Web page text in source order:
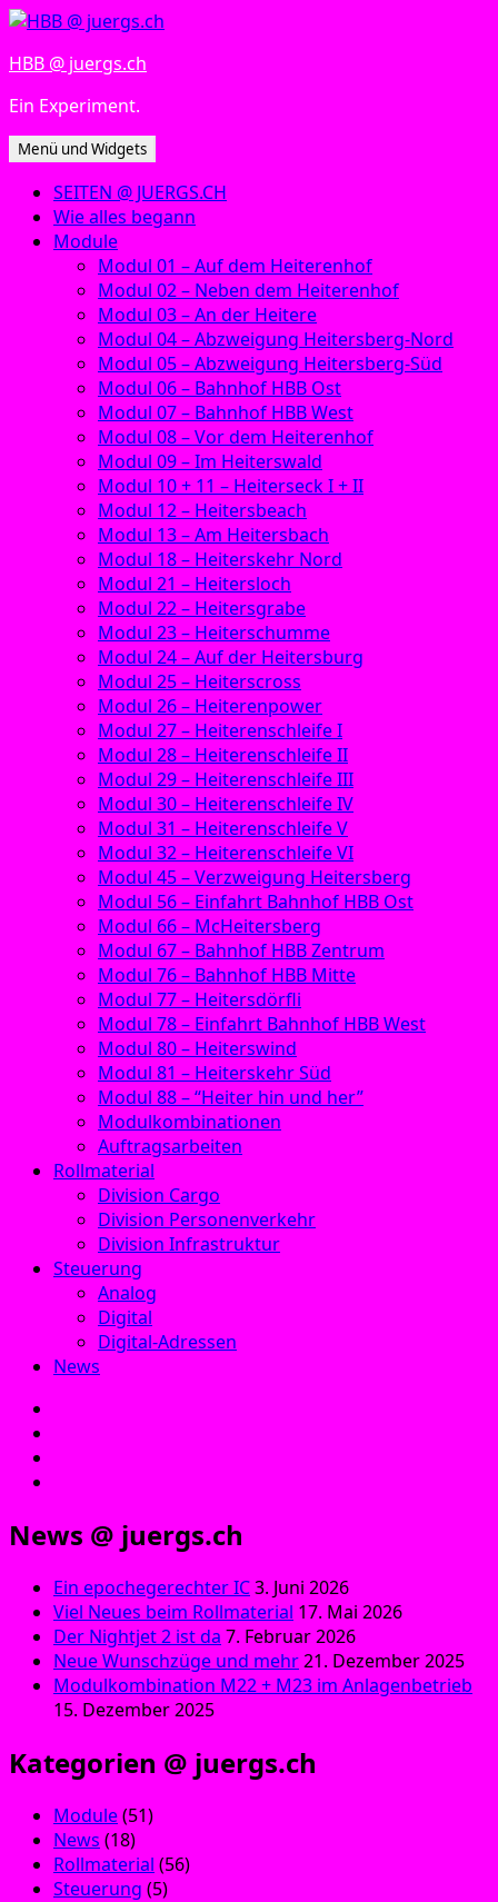
Zum
springen
HBB @ juergs.ch
Ein Experiment.
Menü und Widgets
SEITEN @ JUERGS.CH
Wie alles begann
Module
Modul 01 – Auf dem Heiterenhof
Modul 02 – Neben dem Heiterenhof
Modul 03 – An der Heitere
Modul 04 – Abzweigung Heitersberg-Nord
Modul 05 – Abzweigung Heitersberg-Süd
Modul 06 – Bahnhof HBB Ost
Modul 07 – Bahnhof HBB West
Modul 08 – Vor dem Heiterenhof
Modul 09 – Im Heiterswald
Modul 10 + 11 – Heiterseck I + II
Modul 12 – Heitersbeach
Modul 13 – Am Heitersbach
Modul 18 – Heiterskehr Nord
Modul 21 – Heitersloch
Modul 22 – Heitersgrabe
Modul 23 – Heiterschumme
Modul 24 – Auf der Heitersburg
Modul 25 – Heiterscross
Modul 26 – Heiterenpower
Modul 27 – Heiterenschleife I
Modul 28 – Heiterenschleife II
Modul 29 – Heiterenschleife III
Modul 30 – Heiterenschleife IV
Modul 31 – Heiterenschleife V
Modul 32 – Heiterenschleife VI
Modul 45 – Verzweigung Heitersberg
Modul 56 – Einfahrt Bahnhof HBB Ost
Modul 66 – McHeitersberg
Modul 67 – Bahnhof HBB Zentrum
Modul 76 – Bahnhof HBB Mitte
Modul 77 – Heitersdörfli
Modul 78 – Einfahrt Bahnhof HBB West
Modul 80 – Heiterswind
Modul 81 – Heiterskehr Süd
Modul 88 – “Heiter hin und her”
Modulkombinationen
Auftragsarbeiten
Rollmaterial
Division Cargo
Division Personenverkehr
Division Infrastruktur
Steuerung
Analog
Digital
Digital-Adressen
News
News @ juergs.ch
Ein epochegerechter IC3. Juni 2026
Viel Neues beim Rollmaterial 17. Mai 2026
Der Nightjet 2 ist da 7. Februar 2026
Neue Wunschzüge und mehr21. Dezember 2025
Modulkombination M22 + M23 im Anlagenbetrieb
15. Dezember 2025
Kategorien @ juergs.ch
Module(51)
News (18)
Rollmaterial (56)
Steuerung (5)